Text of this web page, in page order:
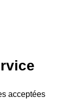
acceptées